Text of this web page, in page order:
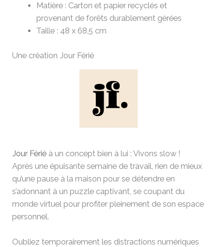
Matière : Carton et papier recyclés et
provenant de forêts durablement gérées
Taille : 48 x 68,5 cm
Une création Jour Férié
Jour Férié à un concept bien à lui : Vivons slow !
Après une épuisante semaine de travail, rien de mieux
qu’une pause à la maison pour se détendre en
s’adonnant à un puzzle captivant, se coupant du
monde virtuel pour profiter pleinement de son espace
personnel.
Oubliez temporairement les distractions numériques